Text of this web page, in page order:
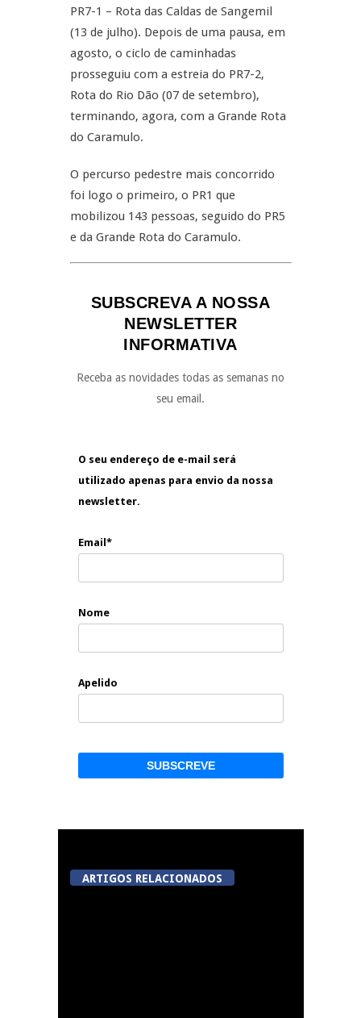
PR7-1 – Rota das Caldas de Sangemil
(13 de julho). Depois de uma pausa, em
agosto, o ciclo de caminhadas
prosseguiu com a estreia do PR7-2,
Rota do Rio Dão (07 de setembro),
terminando, agora, com a Grande Rota
do Caramulo.
O percurso pedestre mais concorrido
foi logo o primeiro, o PR1 que
mobilizou 143 pessoas, seguido do PR5
e da Grande Rota do Caramulo.
SUBSCREVA A NOSSA
NEWSLETTER
INFORMATIVA
Receba as novidades todas as semanas no
seu email.
O seu endereço de e-mail será
utilizado apenas para envio da nossa
newsletter.
Email*
Nome
Apelido
ARTIGOS RELACIONADOS